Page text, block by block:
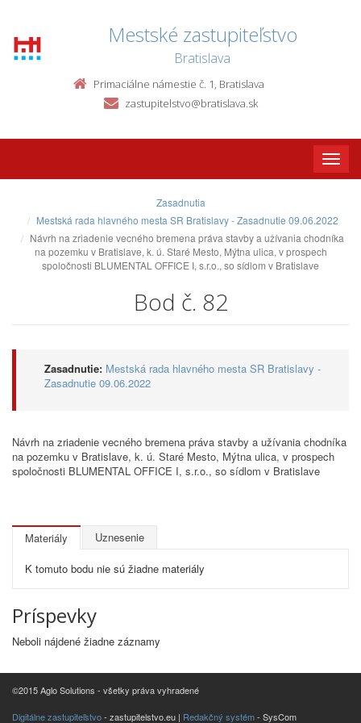
Mestské zastupiteľstvo
Bratislava
Primaciálne námestie č. 1, Bratislava
zastupitelstvo@bratislava.sk
Toggle
Zasadnutia
Mestská rada hlavného mesta SR Bratislavy - Zasadnutie 09.06.2022
Návrh na zriadenie vecného bremena práva stavby a užívania chodníka
na pozemku v Bratislave, k. ú. Staré Mesto, Mýtna ulica, v prospech
spoločnosti BLUMENTAL OFFICE I, s.r.o., so sídlom v Bratislave
Bod č. 82
Zasadnutie: Mestská rada hlavného mesta SR Bratislavy -
Zasadnutie 09.06.2022
Návrh na zriadenie vecného bremena práva stavby a užívania chodníka
na pozemku v Bratislave, k. ú. Staré Mesto, Mýtna ulica, v prospech
spoločnosti BLUMENTAL OFFICE I, s.r.o., so sídlom v Bratislave
Materiály Uznesenie
K tomuto bodu nie sú žiadne materiály
Príspevky
Neboli nájdené žiadne záznamy
©2015 Aglo Solutions - všetky práva vyhradené
Digitálne zastupiteľstvo- zastupitelstvo.eu | Redakčný systém- SysCom